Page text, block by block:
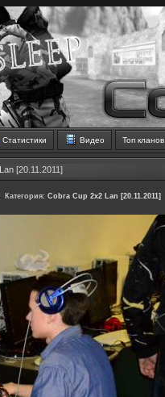
Статистики Видео Топ кланов
[20.11.2011]
Категория: Cobra Cup 2x2 Lan [20.11.2011]